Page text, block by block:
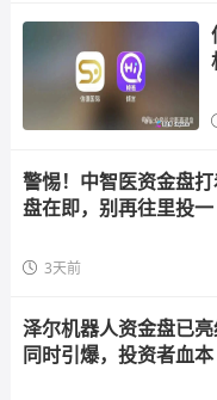
警惕！中智医资金盘
盘在即，别再往里投一
3天前
泽尔机器人资金盘已
同时引爆，投资者血本